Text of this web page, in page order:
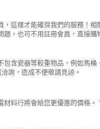
，這樣才能確保我們的服務！
，也可不用註冊會員，直接購
包含瓷器等較重物品，例如馬
詢，造成不便敬請見諒。
料行將會給您更優惠的價格。